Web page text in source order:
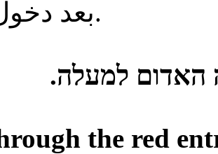
بعد دخول الى ال.
האדום למעלה.
the red